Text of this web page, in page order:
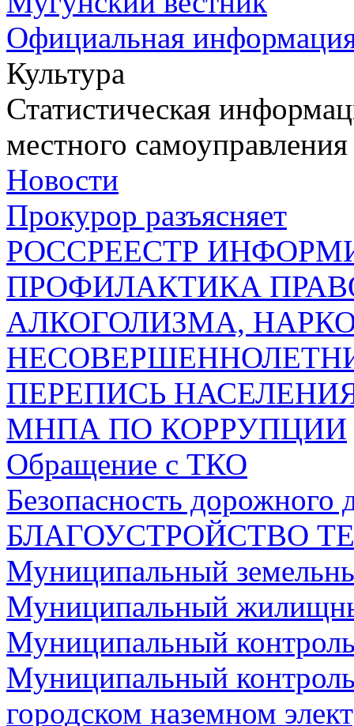
Официальная
Культура
Статистическая
местного самоуправления
Новости
Прокурор разъясняет
РОССРЕЕСТР
ПРОФИЛАКТИКА
АЛКОГОЛИЗМА,
ПЕРЕПИСЬ НАСЕЛЕНИЯ
МНПА ПО КОРРУПЦИИ
Обращение с ТКО
Безопасность дорожного
БЛАГОУСТРОЙСТВО
Муниципальный
Муниципальный
Муниципальный контроль
Муниципальный
городском наземном